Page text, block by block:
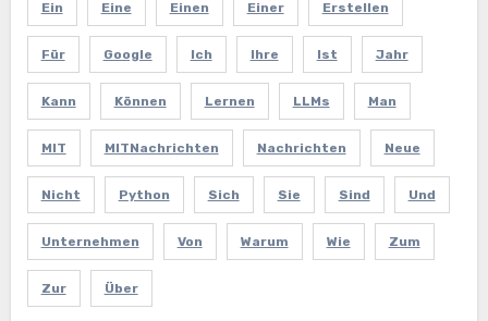
Ein Eine Einen Einer Erstellen
Für Google Ich Ihre Ist Jahr
Kann Können Lernen LLMs Man
MIT MITNachrichten Nachrichten Neue
Nicht Python Sich Sie Sind Und
Unternehmen Von Warum Wie Zum
Zur Über